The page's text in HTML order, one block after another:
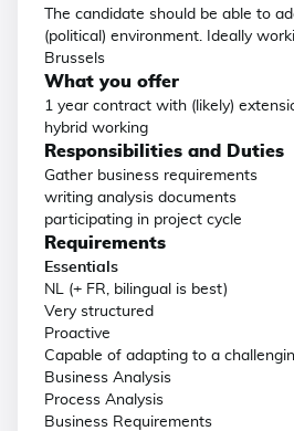
The candidate should be able to
(political) environment. Ideally
Brussels
What you offer
1 year contract with (likely)
hybrid working
Responsibilities and Duties
Gather business requirements
writing analysis documents
participating in project cycle
Requirements
Essentials
NL (+ FR, bilingual is best)
Very structured
Proactive
Capable of adapting to a
Business Analysis
Process Analysis
Business Requirements